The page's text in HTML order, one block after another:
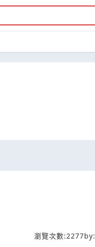
瀏覽次數:2277by: